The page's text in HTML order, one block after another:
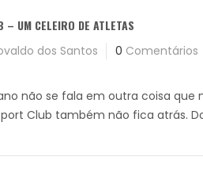
– UM CELEIRO DE ATLETAS
dos Santos 0 Comentários
não se fala em outra coisa que
Club também não fica atrás.